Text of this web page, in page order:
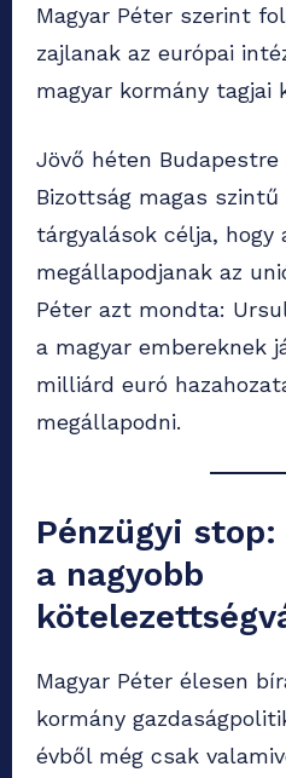
Magyar Péter szerint
zajlanak az európai
magyar kormány tagjai
Jövő héten Budapestre
Bizottság magas szintű
tárgyalások célja, hogy
megállapodjanak az
Péter azt mondta:
a magyar embereknek
milliárd euró
megállapodni.
Pénzügyi
a nagyobb
Magyar Péter élesen
kormány
évből még csak